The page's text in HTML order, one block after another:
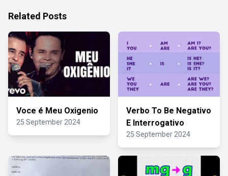
Related Posts
Voce é Meu Oxigenio
25 September 2024
Verbo To Be Negativo
E Interrogativo
25 September 2024